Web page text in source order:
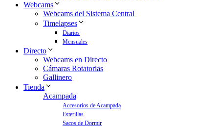
Zarzalejo
Zarzalejo Estación
Zarzalejo-Machotas
Webcams
Webcams del Sistema Central
Timelapses
Diarios
Mensuales
Directo
Webcams en Directo
Cámaras Rotatorias
Gallinero
Tienda
Acampada
Accesorios de Acampada
Esterillas
Sacos de Dormir